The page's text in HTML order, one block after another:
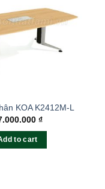
KOA K2412M-L
₫
to cart